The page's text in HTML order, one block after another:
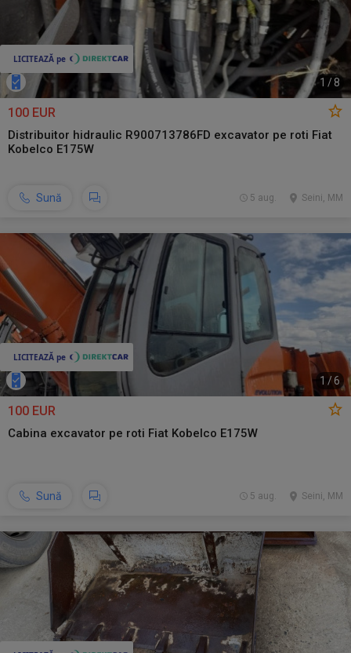
1 / 8
100 EUR
Distribuitor hidraulic R900713786FD excavator pe roti Fiat
Kobelco E175W
Sună Seini, MM
5 aug.
1 /6
100 EUR
Cabina excavator pe roti Fiat Kobelco E175W
Sună Seini, MM
5 aug.